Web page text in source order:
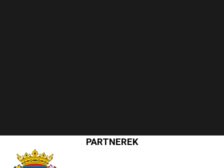
PARTNEREK